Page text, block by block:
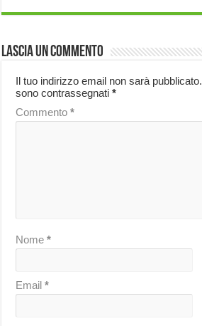
Lascia un commento
Il tuo indirizzo email non sarà pubblicato.
sono contrassegnati*
Commento*
Nome*
Email*